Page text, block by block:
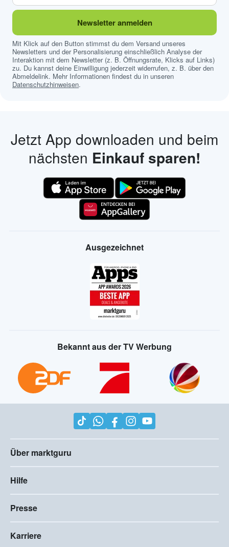
Newsletter anmelden
Mit Klick auf den Button stimmst du dem Versand unseres
Newsletters und der Personalisierung einschließlich Analyse der
Interaktion mit dem Newsletter (z. B. Öffnungsrate, Klicks auf Links)
zu. Du kannst deine Einwilligung jederzeit widerrufen, z. B. über den
Abmeldelink. Mehr Informationen findest du in unseren
Datenschutzhinweisen.
Jetzt App downloaden und beim
nächsten Einkauf sparen!
Ausgezeichnet
Bekannt aus der TV Werbung
Über marktguru
Hilfe
Presse
Karriere